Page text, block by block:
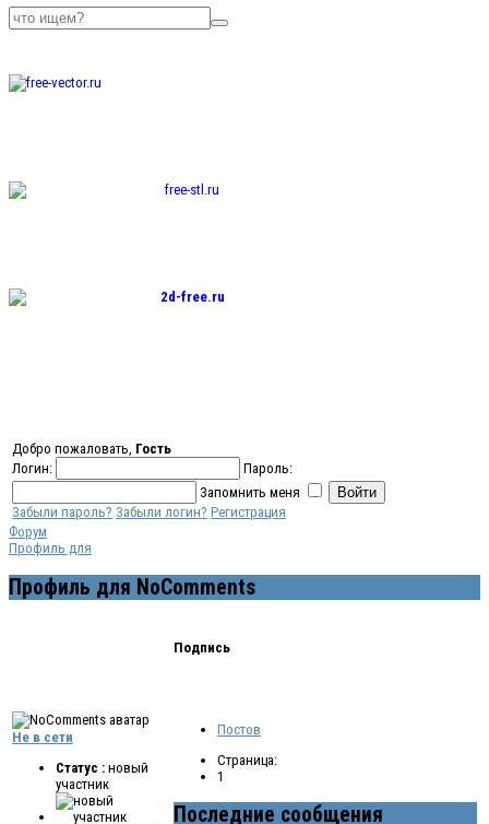
Добро пожаловать, Гость
Логин:
Пароль:
Запомнить меня
Забыли пароль? Забыли логин? Регистрация
Форум
Профиль для
Профиль для NoComments
Не в сети
Статус : новый
участник
Подпись
Постов
Страница:
1
Последние сообщения